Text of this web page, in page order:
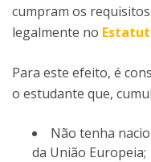
cumpram os
legalmente no
Para este efeito, é
o estudante que,
Não tenha
da União Europeia;